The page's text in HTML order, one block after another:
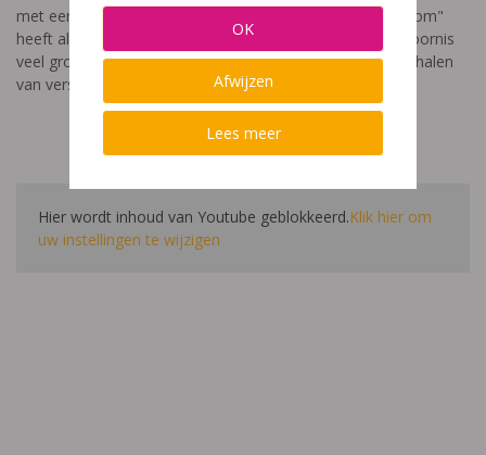
met een leerstoornis. De film met als titel: "Ik heet niet dom"
heeft als doel aan te tonen dat de impact van een leerstoornis
veel groter is dan enkel wat je ziet in de klas. Je hoort verhalen
van verschillende leerlingen en ouders.
Hier wordt inhoud van Youtube geblokkeerd.Klik hier om
uw instellingen te wijzigen
OK
Afwijzen
Lees meer